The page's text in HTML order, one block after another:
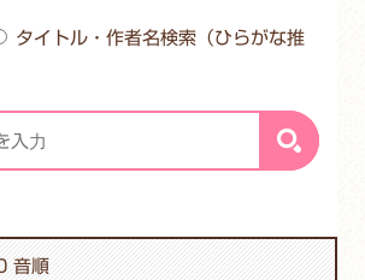
タイトル・作者名検索（ひらがな推
音順